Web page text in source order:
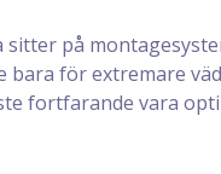
sitter på
för extremare
fortfarande vara